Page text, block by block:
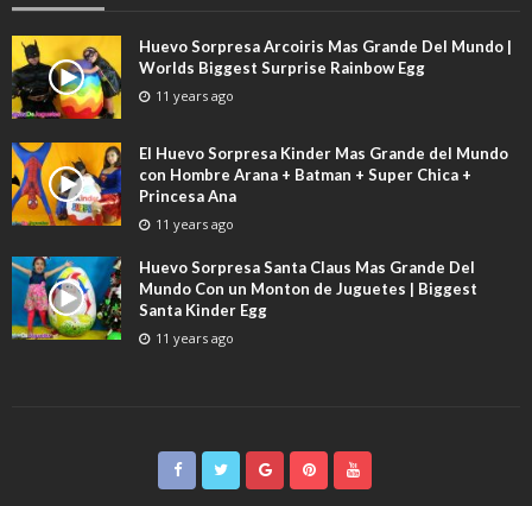
Huevo Sorpresa Arcoiris Mas Grande Del Mundo |
Worlds Biggest Surprise Rainbow Egg
11 years ago
El Huevo Sorpresa Kinder Mas Grande del Mundo
con Hombre Arana + Batman + Super Chica +
Princesa Ana
11 years ago
Huevo Sorpresa Santa Claus Mas Grande Del
Mundo Con un Monton de Juguetes | Biggest
Santa Kinder Egg
11 years ago